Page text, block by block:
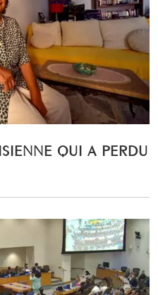
QUI A PERDU